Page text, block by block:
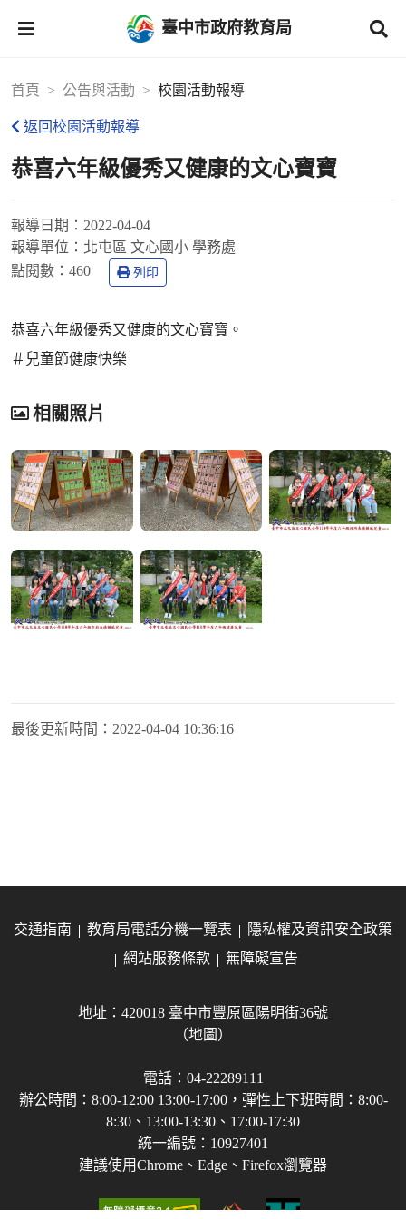
臺中市政府教育局
首頁 公告與活動 校園活動報導
返回校園活動報導
恭喜六年級優秀又健康的文心寶寶
報導日期： 2022-04-04
報導單位： 北屯區 文心國小 學務處
點閱數： 460 列印
恭喜六年級優秀又健康的文心寶寶。
＃兒童節健康快樂
相關照片
最後更新時間： 2022-04-04 10:36:16
交通指南 教育局電話分機一覽表
隱私權及資訊安全政策
網站服務條款
無障礙宣告
地址：420018 臺中市豐原區陽明街36號
（地圖）
電話：04-22289111
辦公時間：8:00-12:00 13:00-17:00，彈性上下班時間：8:00-
8:30、13:00-13:30、17:00-17:30
統一編號：10927401
建議使用Chrome、Edge、Firefox瀏覽器